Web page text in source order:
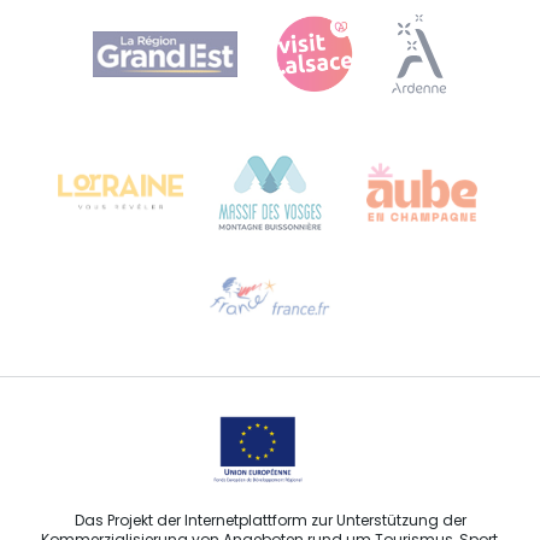
Agence Régionale du Tourisme Grand Est
Bureau de Colmar (Hauptverwaltung)
Sprechen Sie uns per E-Mail an
Das Projekt der Internetplattform zur Unterstützung der